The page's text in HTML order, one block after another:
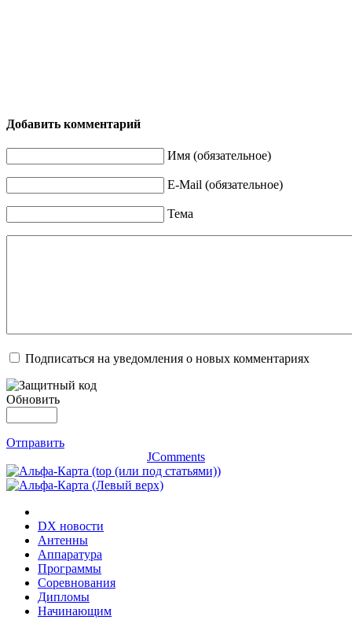
Добавить комментарий
Имя (обязательное)
E-Mail (обязательное)
Тема
Подписаться на уведомления о новых комментариях
Обновить
Отправить
JComments
DX новости
Антенны
Аппаратура
Программы
Соревнования
Дипломы
Начинающим